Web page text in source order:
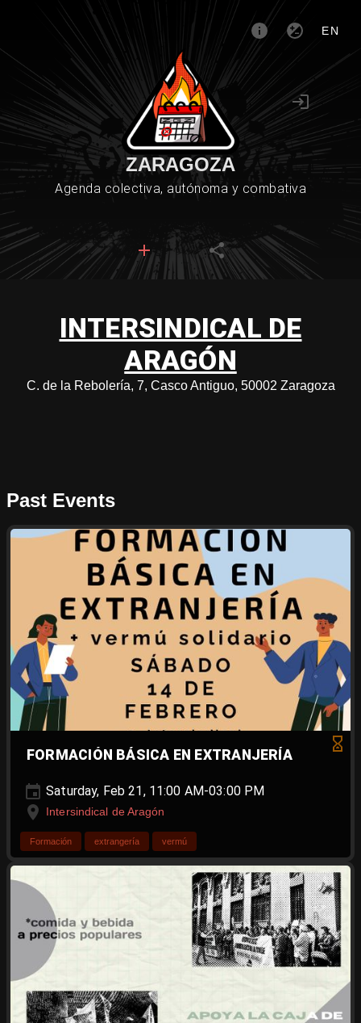
EN
ZARAGOZA
Agenda colectiva, autónoma y combativa
INTERSINDICAL DE
ARAGÓN
C. de la Rebolería, 7, Casco Antiguo, 50002 Zaragoza
Past Events
FORMACIÓN BÁSICA EN EXTRANJERÍA
Saturday, Feb 21, 11:00 AM-03:00 PM
Intersindical de Aragón
Formación extrangería vermú